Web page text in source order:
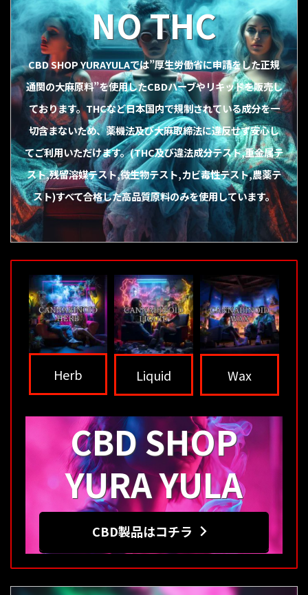
NO THC
CBD SHOP YURAYULAでは”厚生労働省に申請をした正規
通関の大麻原料”を使用したCBDハーブやリキッドを販売し
ております。THCなど日本国内で規制されている成分を一
切含まないため、薬機法及び大麻取締法に違反せず安心し
てご利用いただけます。(THC及び違法成分テスト,重金属テ
スト,残留溶媒テスト,微生物テスト,カビ毒性テスト,農薬テ
スト)すべて合格した高品質原料のみを使用しています。
Herb Liquid Wax
CBD SHOP
YURA YULA
CBD製品はコチラ